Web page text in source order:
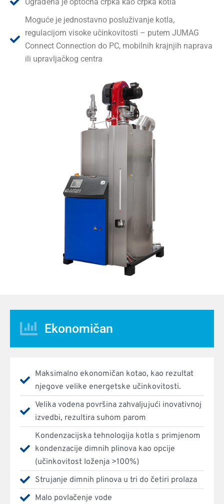
Ugrađena je optočna crpka kao crpka kotla
Moguće je jednostavno posluživanje kotla,
regulacijom visoke učinkovitosti – putem JUMAG
Connect Connection do PC, mobilnih krajnjih naprava
ili upravljačkog centra
Ekonomičan
Maksimalno ekonomičan kotao, kao rezultat
njegove velike energetske učinkovitosti.
Velika vodena površina zahvaljujući inovativnoj
izvedbi, rezultira suhom parom
Kondenzacijska tehnologija kotla s primjenom
kondenzacije dimnih plinova kao opcije
(učinkovitost loženja >100%)
Strujanje dimnih plinova u tri do četiri prolaza
Malo povlačenje vode